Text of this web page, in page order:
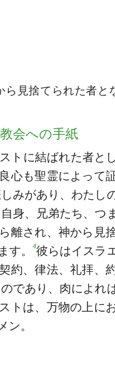
ら見捨てられた者と
会への手紙
トに結ばれた者と
心も聖霊によって
みがあり、わたし
身、兄弟たち、つ
離され、神から見
す。4彼らはイスラ
約、律法、礼拝、
であり、肉によれ
トは、万物の上に
ン。